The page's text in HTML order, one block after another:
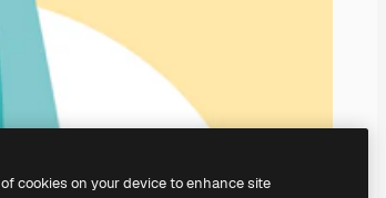
cookies on your device to enhance site